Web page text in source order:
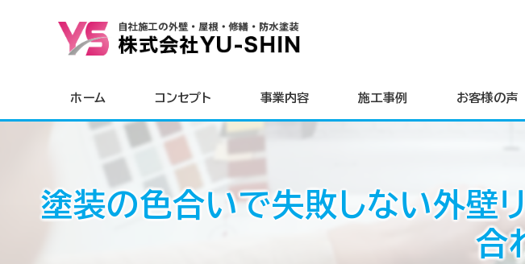
ホーム コンセプト 事業内容 施工事例 お客様の声
塗装の色合いで失敗しない外壁
合